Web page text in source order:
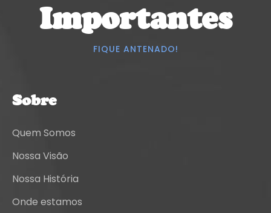
Importantes
FIQUE ANTENADO!
Sobre
Quem Somos
Nossa Visão
Nossa História
Onde estamos